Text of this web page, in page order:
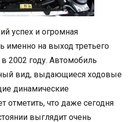
успех и огромная
именно на выход третьего
2002 году. Автомобиль
вид, выдающиеся ходовые
динамические
отметить, что даже сегодня
выглядит очень